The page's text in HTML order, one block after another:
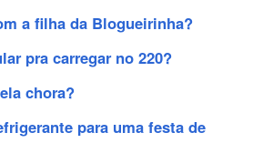
a filha da Blogueirinha?
pra carregar no 220?
chora?
para uma festa de